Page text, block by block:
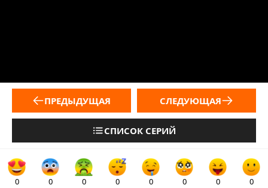
ПРЕДЫДУЩАЯ
СПИСОК СЕРИЙ
СЛЕДУЮЩАЯ
0 0 0 0 0 0 0 0